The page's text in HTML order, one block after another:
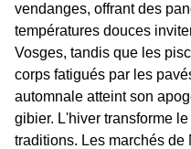
vendanges, offrant des
températures douces
Vosges, tandis que les
corps fatigués par les
automnale atteint son
gibier. L'hiver transforme
traditions. Les marchés